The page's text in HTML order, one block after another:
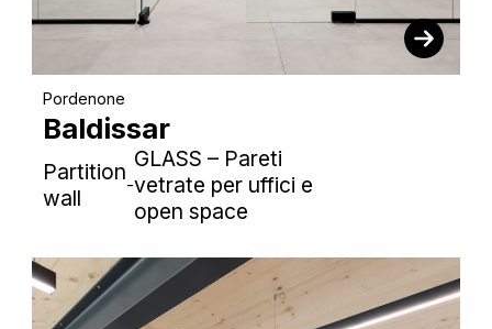
Pordenone
Baldissar
Partition
wall
-
GLASS – Pareti
vetrate per uffici e
open space